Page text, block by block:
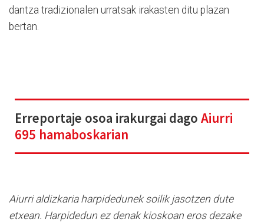
dantza tradizionalen urratsak irakasten ditu plazan
bertan.
Erreportaje osoa irakurgai dagoAiurri
695 hamaboskarian
Aiurri aldizkaria harpidedunek soilik jasotzen dute
etxean. Harpidedun ez denak kioskoan eros dezake